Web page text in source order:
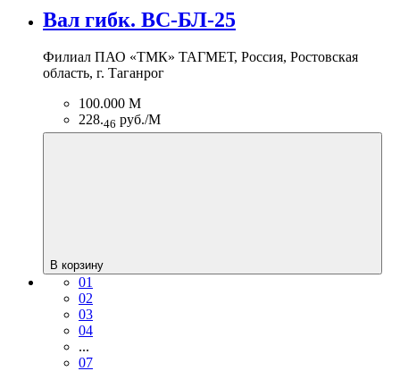
Вал гибк. ВС-БЛ-25
Филиал ПАО «ТМК» ТАГМЕТ, Россия, Ростовская
область, г. Таганрог
100.000 М
228.46 руб./М
В корзину
01
02
03
04
...
07